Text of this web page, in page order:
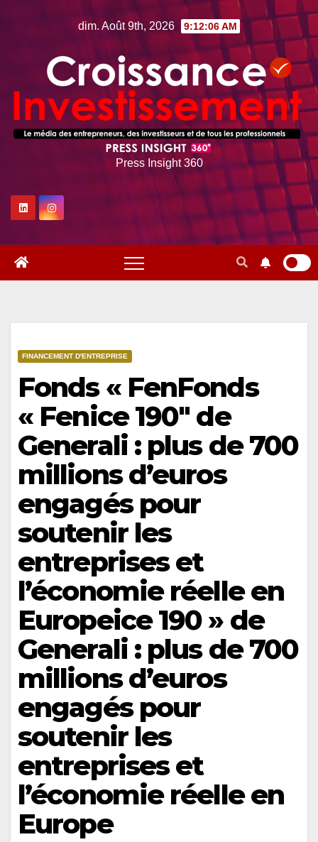
dim. Août 9th, 2026 9:12:07 AM
Press Insight 360
FINANCEMENT D'ENTREPRISE
Fonds « FenFonds
« Fenice 190″ de
Generali : plus de 700
millions d’euros
engagés pour
soutenir les
entreprises et
l’économie réelle en
Europeice 190 » de
Generali : plus de 700
millions d’euros
engagés pour
soutenir les
entreprises et
l’économie réelle en
Europe